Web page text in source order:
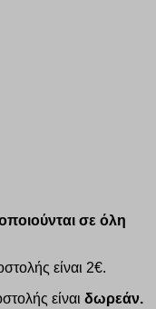
σε όλη
είναι 2€.
είναι δωρεάν.